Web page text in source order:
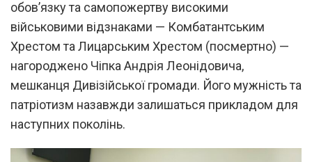
обов’язку та самопожертву високими
військовими відзнаками — Комбатантським
Хрестом та Лицарським Хрестом (посмертно) —
нагороджено Чіпка Андрія Леонідовича,
мешканця Дивізійської громади. Його мужність та
патріотизм назавжди залишаться прикладом для
наступних поколінь.